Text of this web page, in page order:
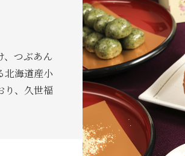
、つぶあん
北海道産小
り、久世福